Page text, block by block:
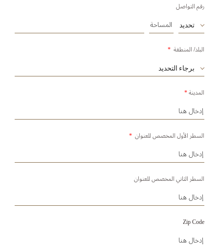
رقم التواصل
تحديد
البلد/ المنطقة *
برجاء التحديد
المدينة*
السطر الأول المخصص للعنوان *
السطر الثاني المخصص للعنوان
Zip Code